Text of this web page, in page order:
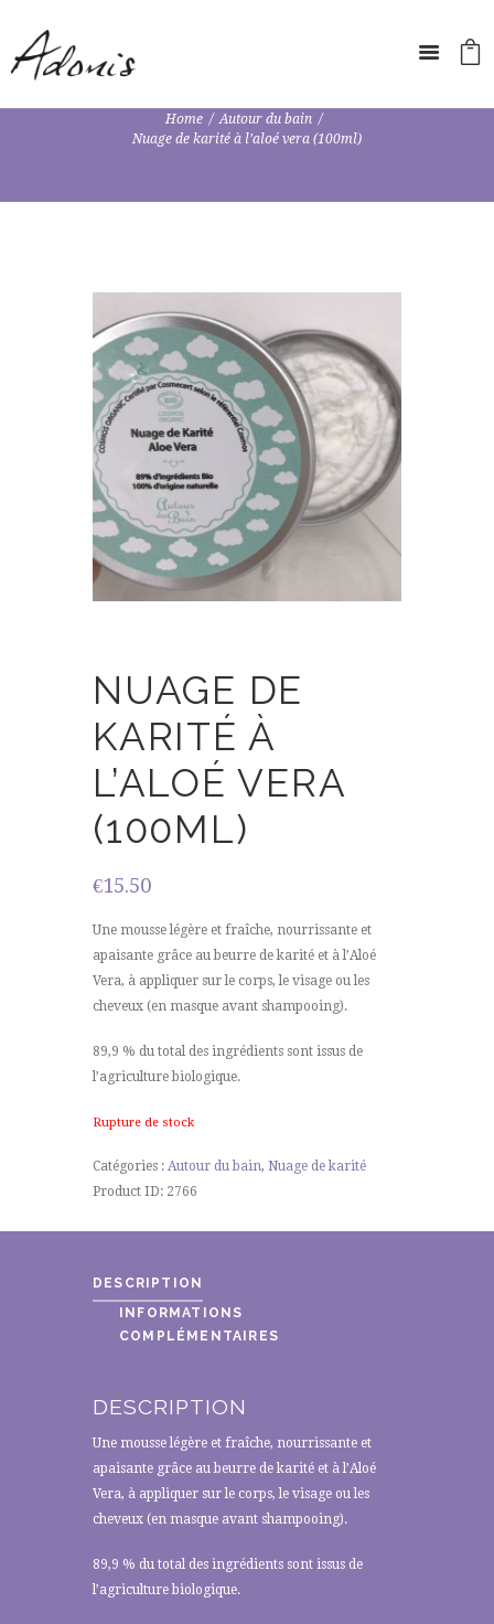
Home
Autour du bain
Nuage de karité à l’aloé vera (100ml)
NUAGE DE
KARITÉ À
L’ALOÉ VERA
(100ML)
€15.50
Une mousse légère et fraîche, nourrissante et
apaisante grâce au beurre de karité et à l’Aloé
Vera, à appliquer sur le corps, le visage ou les
cheveux (en masque avant shampooing).
89,9 % du total des ingrédients sont issus de
l’agriculture biologique.
Rupture de stock
Catégories : Autour du bain, Nuage de karité
Product ID: 2766
DESCRIPTION
INFORMATIONS
COMPLÉMENTAIRES
DESCRIPTION
Une mousse légère et fraîche, nourrissante et
apaisante grâce au beurre de karité et à l’Aloé
Vera, à appliquer sur le corps, le visage ou les
cheveux (en masque avant shampooing).
89,9 % du total des ingrédients sont issus de
l’agriculture biologique.